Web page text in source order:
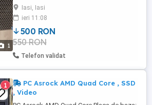
1
Intel.Xeon E3-1220 V3, 3,10Ghz 2 HDD de
1 TB (are 4 sloturi pentru HDD)
Iasi, Iasi
ieri 11:08
500 RON
550 RON
Telefon validat
1
PC Asrock AMD Quad Core , SSD
, Video